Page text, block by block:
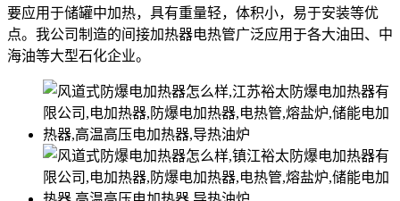
要应用于储罐中加热，具有重量轻，体积小，易于安装等优
点。我公司制造的间接加热器电热管广泛应用于各大油田、中
海油等大型石化企业。